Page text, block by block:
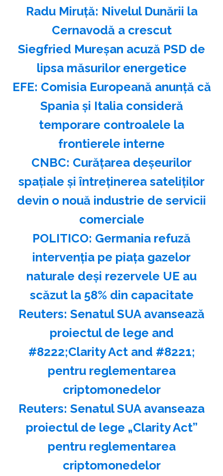
Radu Miruţă: Nivelul Dunării la
Cernavodă a crescut
Siegfried Mureşan acuză PSD de
lipsa măsurilor energetice
EFE: Comisia Europeană anunţă că
Spania şi Italia consideră
temporare controalele la
frontierele interne
CNBC: Curăţarea deşeurilor
spaţiale şi întreţinerea sateliţilor
devin o nouă industrie de servicii
comerciale
POLITICO: Germania refuză
intervenţia pe piaţa gazelor
naturale deşi rezervele UE au
scăzut la 58% din capacitate
Reuters: Senatul SUA avansează
proiectul de lege and
#8222;Clarity Act and #8221;
pentru reglementarea
criptomonedelor
Reuters: Senatul SUA avanseaza
proiectul de lege „Clarity Act”
pentru reglementarea
criptomonedelor